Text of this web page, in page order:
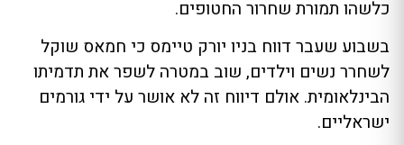
כלשהו תמורת שחרור החטופים.
בשבוע שעבר דווח בניו יורק טיימס כי חמאס שוקל
לשחרר נשים וילדים, שוב במטרה לשפר את תדמיתו
הבינלאומית. אולם דיווח זה לא אושר על ידי גורמים
ישראליים.